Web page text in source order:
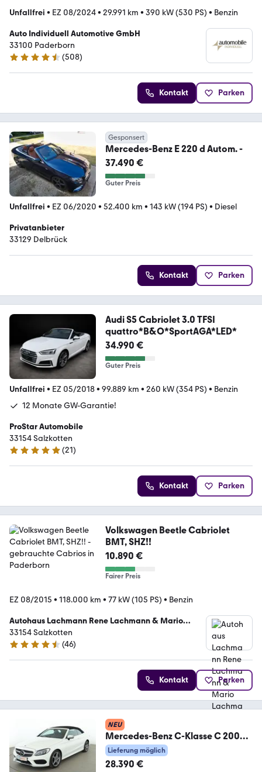
Unfallfrei • EZ 08/2024• 29.991 km • 390 kW (530 PS) • Benzin
Auto Individuell Automotive GmbH
33100 Paderborn
4.7 Sterne
(508)
Kontakt Parken
Gesponsert
Mercedes-Benz E 220 d Autom. -
37.490 €
Guter Preis
Unfallfrei • EZ 06/2020 • 52.400 km • 143 kW (194 PS) • Diesel
Privatanbieter
33129 Delbrück
Kontakt Parken
Audi S5 Cabriolet 3.0 TFSI
quattro*B&O*SportAGA*LED*
34.990 €
Guter Preis
Unfallfrei • EZ 05/2018• 99.889 km • 260 kW (354 PS) • Benzin
12 Monate GW-Garantie!
ProStar Automobile
33154 Salzkotten
4.9 Sterne
(21)
Kontakt Parken
Volkswagen Beetle Cabriolet
BMT, SHZ!!
10.890 €
Fairer Preis
EZ 08/2015 • 118.000 km • 77 kW (105 PS) • Benzin
Autohaus Lachmann Rene Lachmann & Mario
Lachmann GbR
33154 Salzkotten
4.4 Sterne
(46)
Kontakt Parken
NEU
Mercedes-Benz C-Klasse C 200
AMG Line
Aut.*NAV*TEMPO*PDC*SHZ*
Lieferung möglich
28.390 €